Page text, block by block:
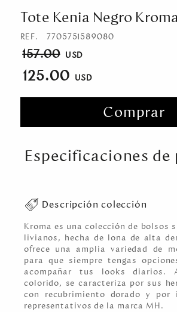
Venezuela
Tote Kenia Negro
REF. 7705751589080
157.00
125.00
Comprar
Especificaciones
Descripción colección
Kroma es una colección de bolsos
livianos, hecha de lona de alta
ofrece una amplia variedad de
para que siempre tengas
acompañar tus looks diarios.
colorido, se caracteriza por sus
con recubrimiento dorado y por
representativos de la marca MH.